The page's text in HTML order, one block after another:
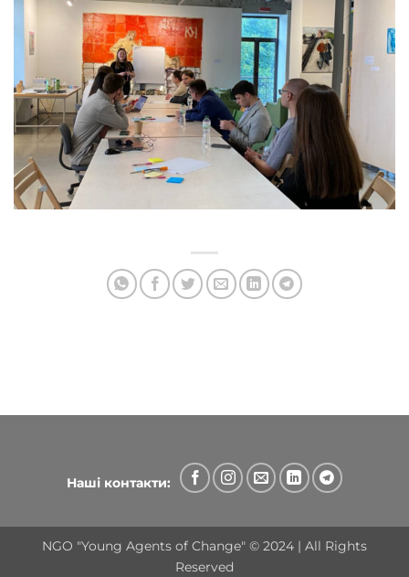
Наші контакти:
NGO "Young Agents of Change" © 2024 | All Rights
Reserved